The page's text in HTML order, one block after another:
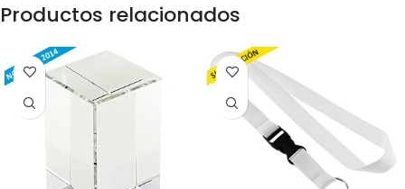
Productos relacionados